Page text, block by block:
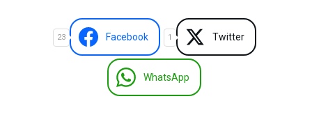
23 Facebook 1 Twitter
WhatsApp